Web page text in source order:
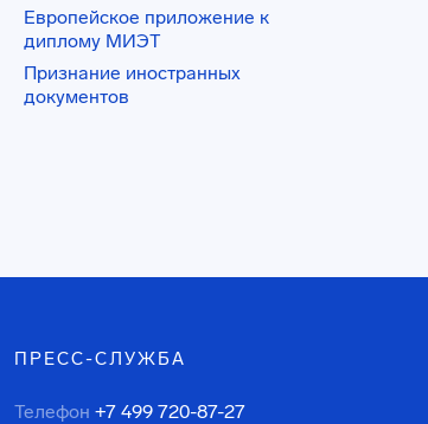
Европейское приложение к
диплому МИЭТ
Признание иностранных
документов
ПРЕСС-СЛУЖБА
Телефон +7 499 720-87-27